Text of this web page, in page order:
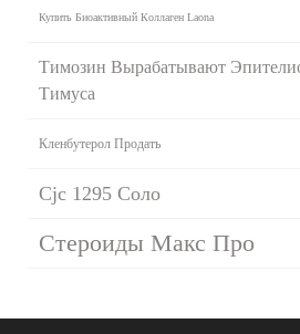
Купить Биоактивный Коллаген Laona
Тимозин Вырабатывают
Тимуса
Кленбутерол Продать
Cjc 1295 Соло
Стероиды Макс Про